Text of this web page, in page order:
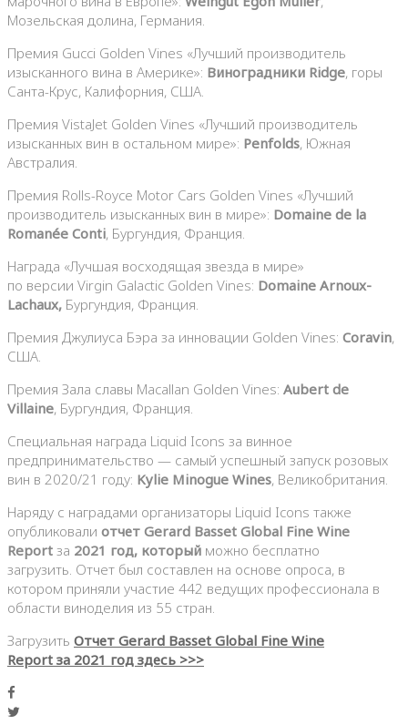
Мозельская долина, Германия.
Премия Gucci Golden Vines «Лучший производитель
изысканного вина в Америке»: Виноградники Ridge, горы
Санта-Крус, Калифорния, США.
Премия VistaJet Golden Vines «Лучший производитель
изысканных вин в остальном мире»: Penfolds, Южная
Австралия.
Премия Rolls-Royce Motor Cars Golden Vines «Лучший
производитель изысканных вин в мире»: Domaine de la
Romanée Conti, Бургундия, Франция.
Награда «Лучшая восходящая звезда в мире»
по версии Virgin Galactic Golden Vines: Domaine Arnoux-
Lachaux, Бургундия, Франция.
Премия Джулиуса Бэра за инновации Golden Vines: Coravin,
США.
Премия Зала славы Macallan Golden Vines: Aubert de
Villaine, Бургундия, Франция.
Специальная награда Liquid Icons за винное
предпринимательство — самый успешный запуск розовых
вин в 2020/21 году: Kylie Minogue Wines, Великобритания.
Наряду с наградами организаторы Liquid Icons также
опубликовали отчет Gerard Basset Global Fine Wine
Report за 2021 год, который можно бесплатно
загрузить. Отчет был составлен на основе опроса, в
котором приняли участие 442 ведущих профессионала в
области виноделия из 55 стран.
Загрузить Отчет Gerard Basset Global Fine Wine
Report за 2021 год здесь >>>